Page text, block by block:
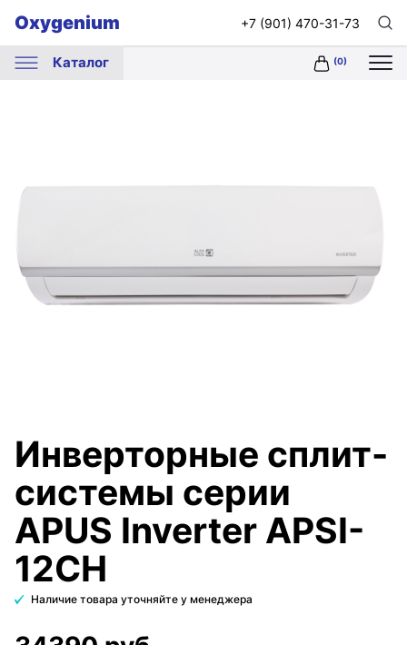
Oxygenium +7 (901) 470-31-73
Каталог
Инверторные сплит-
системы серии
APUS Inverter APSI-
12CH
Наличие товара уточняйте у менеджера